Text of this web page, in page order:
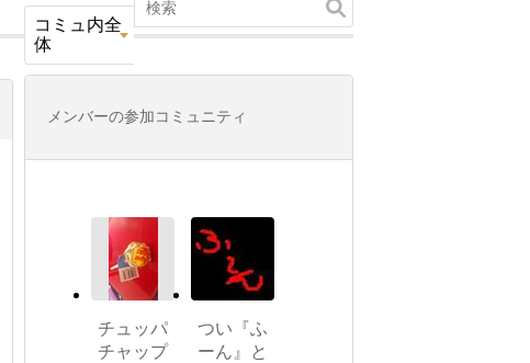
コミュ内全
体
メンバーの参加コミュニティ
チュッパ
チャップ
つい『ふ
ーん』と